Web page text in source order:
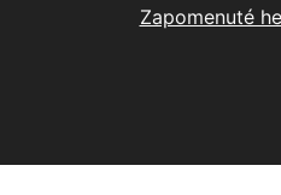
Zapomenuté